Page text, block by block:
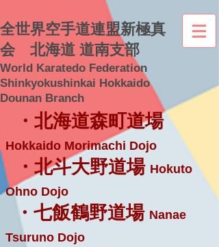
全世界空手道連盟新極真
会 北海道 道南支部
World Karatedo Federation
Shinkyokushinkai Hokkaido
Dounan Branch
・北海道森町道場
Hokkaido Morimachi Dojo
・北斗大野道場 Hokuto
Ohno Dojo
・七飯鶴野道場 Nanae
Tsuruno Dojo